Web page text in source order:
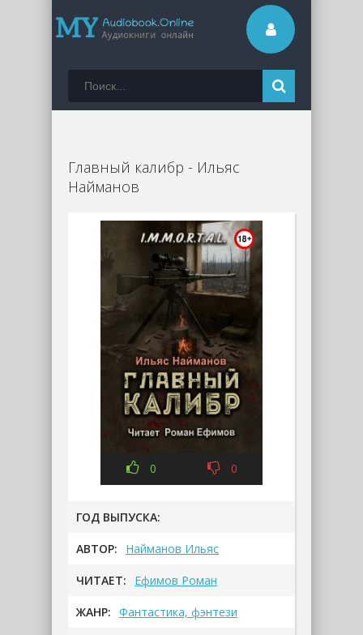
Главный калибр - Ильяс
Найманов
0 0
ГОД ВЫПУСКА:
АВТОР: Найманов Ильяс
ЧИТАЕТ: Ефимов Роман
ЖАНР: Фантастика, фэнтези